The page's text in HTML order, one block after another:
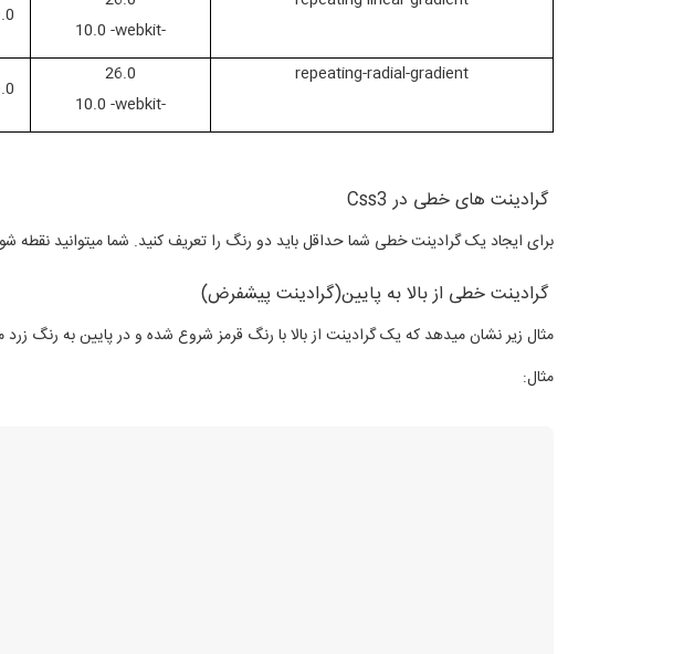
10.0 -webkit-
repeating-radial-gradient
26.0
10.0 -webkit-
گرادینت های خطی در Css3
برای ایجاد یک گرادینت خطی شما حداقل باید دو رنگ را تعریف کنید. شما میتوانید نقطه
گرادینت خطی از بالا به پایین(گرادینت پیشفرض)
مثال زیر نشان میدهد که یک گرادینت از بالا با رنگ قرمز شروع شده و در پایین به رنگ زرد
مثال: